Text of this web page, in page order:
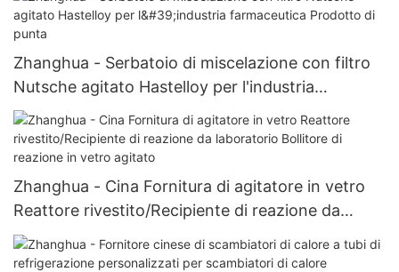
lavaggio e asciugatura
Zhanghua - Serbatoio di miscelazione con filtro
Nutsche agitato Hastelloy per l'industria
farmaceutica Prodotto di punta
Zhanghua - Cina Fornitura di agitatore in vetro
Reattore rivestito/Recipiente di reazione da
laboratorio Bollitore di reazione in vetro agitato